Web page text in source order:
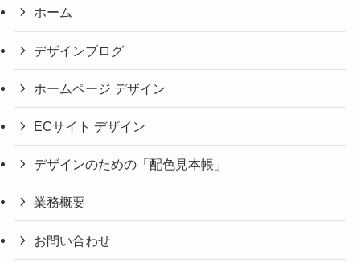
ホーム
デザインブログ
ホームページ デザイン
ECサイト デザイン
デザインのための「配色見本帳」
業務概要
お問い合わせ